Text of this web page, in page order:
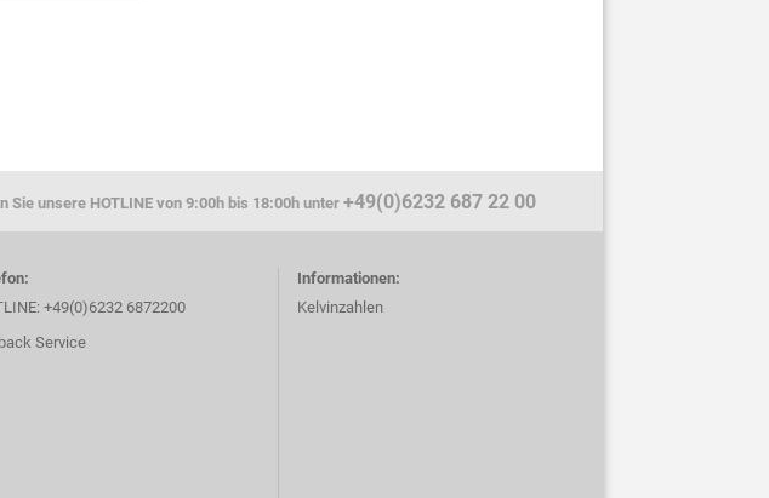
Sie unsere HOTLINE von 9:00h bis 18:00h unter +49(0)6232 687 22 00
+49(0)6232 6872200
Service
Informationen:
Kelvinzahlen